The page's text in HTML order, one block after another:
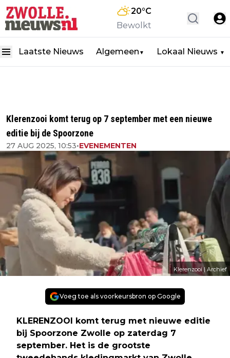
20°C
Bewolkt
Laatste Nieuws Algemeen ▼ Lokaal Nieuws ▼
Klerenzooi komt terug op 7 september met een nieuwe
editie bij de Spoorzone
27 AUG 2025, 10:53•EVENEMENTEN
Klerenzooi | Archief
Voeg toe als voorkeursbron op Google
KLERENZOOI komt terug met nieuwe editie
bij Spoorzone Zwolle op zaterdag 7
september. Het is de grootste